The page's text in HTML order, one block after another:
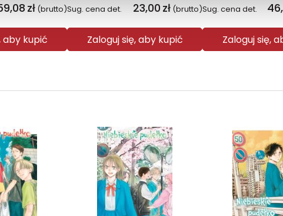
zł (brutto)
aby kupić
Sug. cena det. 23,00 zł (brutto)
Zaloguj się, aby kupić
Sug. cena det.
Zaloguj się,